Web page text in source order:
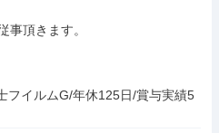
頂きます。
フイルムG/年休125日/賞与実績5